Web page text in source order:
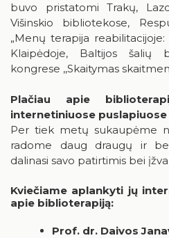
buvo pristatomi Trakų,
Višinskio bibliotekose,
„Menų terapija
Klaipėdoje, Baltijos šalių
kongrese ,,Skaitymas
Plačiau apie
internetiniuose puslapiuose
Per tiek metų sukaupėme
radome daug draugų ir
dalinasi savo patirtimis bei
Kviečiame aplankyti jų
apie biblioterapiją:
Prof. dr. Daivos